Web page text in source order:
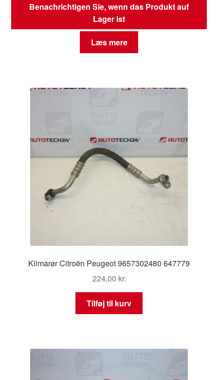
Benachrichtigen Sie, wenn das Produkt auf
Lager ist
Læs mere
Klimarør Citroën Peugeot 9657302480 647779
224,00 kr.
Tilføj til kurv